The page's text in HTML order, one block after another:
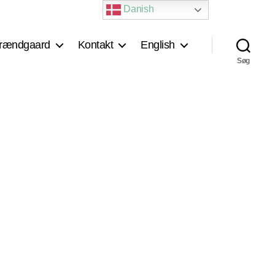
Kontakt English
Søg
Danish